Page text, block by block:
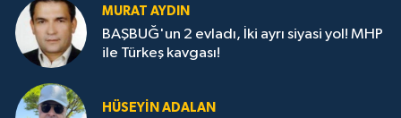
MURAT AYDIN
BAŞBUĞ'un 2 evladı, İki ayrı siyasi yol! MHP
ile Türkeş kavgası!
HÜSEYIN ADALAN